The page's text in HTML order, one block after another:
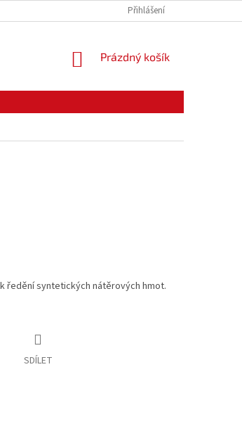
PODMÍNKY OCHRANY
Přihlášení
NÁKUPNÍ
Prázdný košík
ředění syntetických nátěrových hmot.
SDÍLET